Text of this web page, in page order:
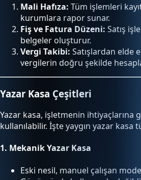
Mali Hafıza: Tüm işlemleri
kurumlara rapor sunar.
Fiş ve Fatura Düzeni: Satış
belgeler oluşturur.
Vergi Takibi: Satışlardan elde
vergilerin doğru şekilde
Yazar Kasa Çeşitleri
Yazar kasa, işletmenin ihtiyaçlarına
kullanılabilir. İşte yaygın yazar kasa
1. Mekanik Yazar Kasa
Eski nesil, manuel çalışan